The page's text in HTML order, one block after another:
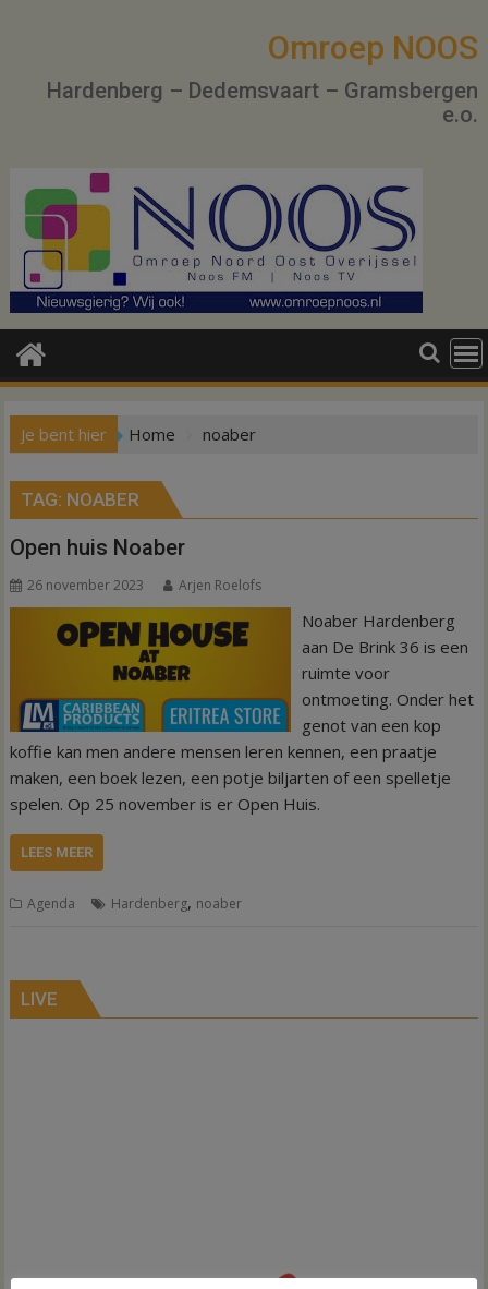
Omroep NOOS
Hardenberg – Dedemsvaart – Gramsbergen
e.o.
Je bent hier Home noaber
TAG: NOABER
Open huis Noaber
26 november 2023 Arjen Roelofs
Noaber Hardenberg
aan De Brink 36 is een
ruimte voor
ontmoeting. Onder het
genot van een kop
koffie kan men andere mensen leren kennen, een praatje
maken, een boek lezen, een potje biljarten of een spelletje
spelen. Op 25 november is er Open Huis.
LEES MEER
Agenda Hardenberg, noaber
LIVE